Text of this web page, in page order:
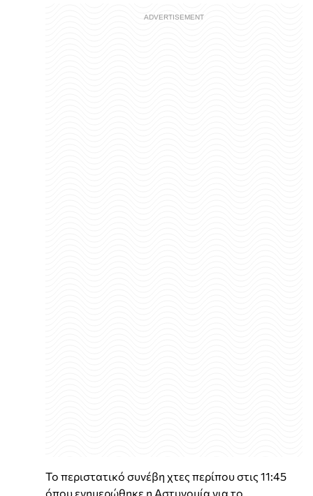
Το περιστατικό συνέβη χτες περίπου στις 11:45
όπου ενημερώθηκε η Αστυνομία για το